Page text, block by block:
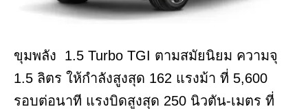
ขุมพลัง 1.5 Turbo TGI ตามสมัยนิยม ความจุ
1.5 ลิตร ให้กำลังสูงสุด 162 แรงม้า ที่ 5,600
รอบต่อนาที แรงบิดสูงสุด 250 นิวตัน-เมตร ที่